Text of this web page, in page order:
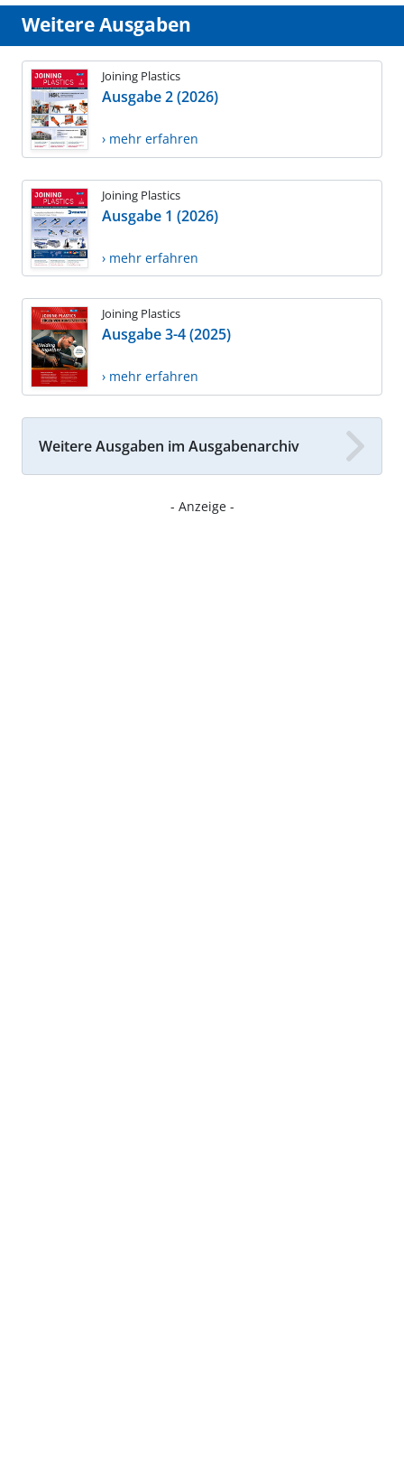
Weitere Ausgaben
Joining Plastics
Ausgabe 2 (2026)
› mehr erfahren
Joining Plastics
Ausgabe 1 (2026)
› mehr erfahren
Joining Plastics
Ausgabe 3-4 (2025)
› mehr erfahren
Weitere Ausgaben im Ausgabenarchiv
- Anzeige -